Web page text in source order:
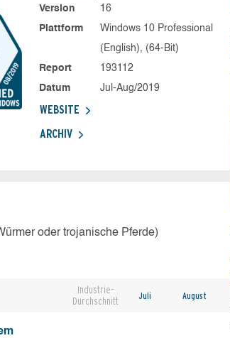
Version
16
Plattform
Windows 10 Professional
(English), (64-Bit)
Report
193112
Datum
Jul-Aug/2019
WEBSITE
ARCHIV
oder trojanische Pferde)
Industrie-
Durchschnitt
Juli August